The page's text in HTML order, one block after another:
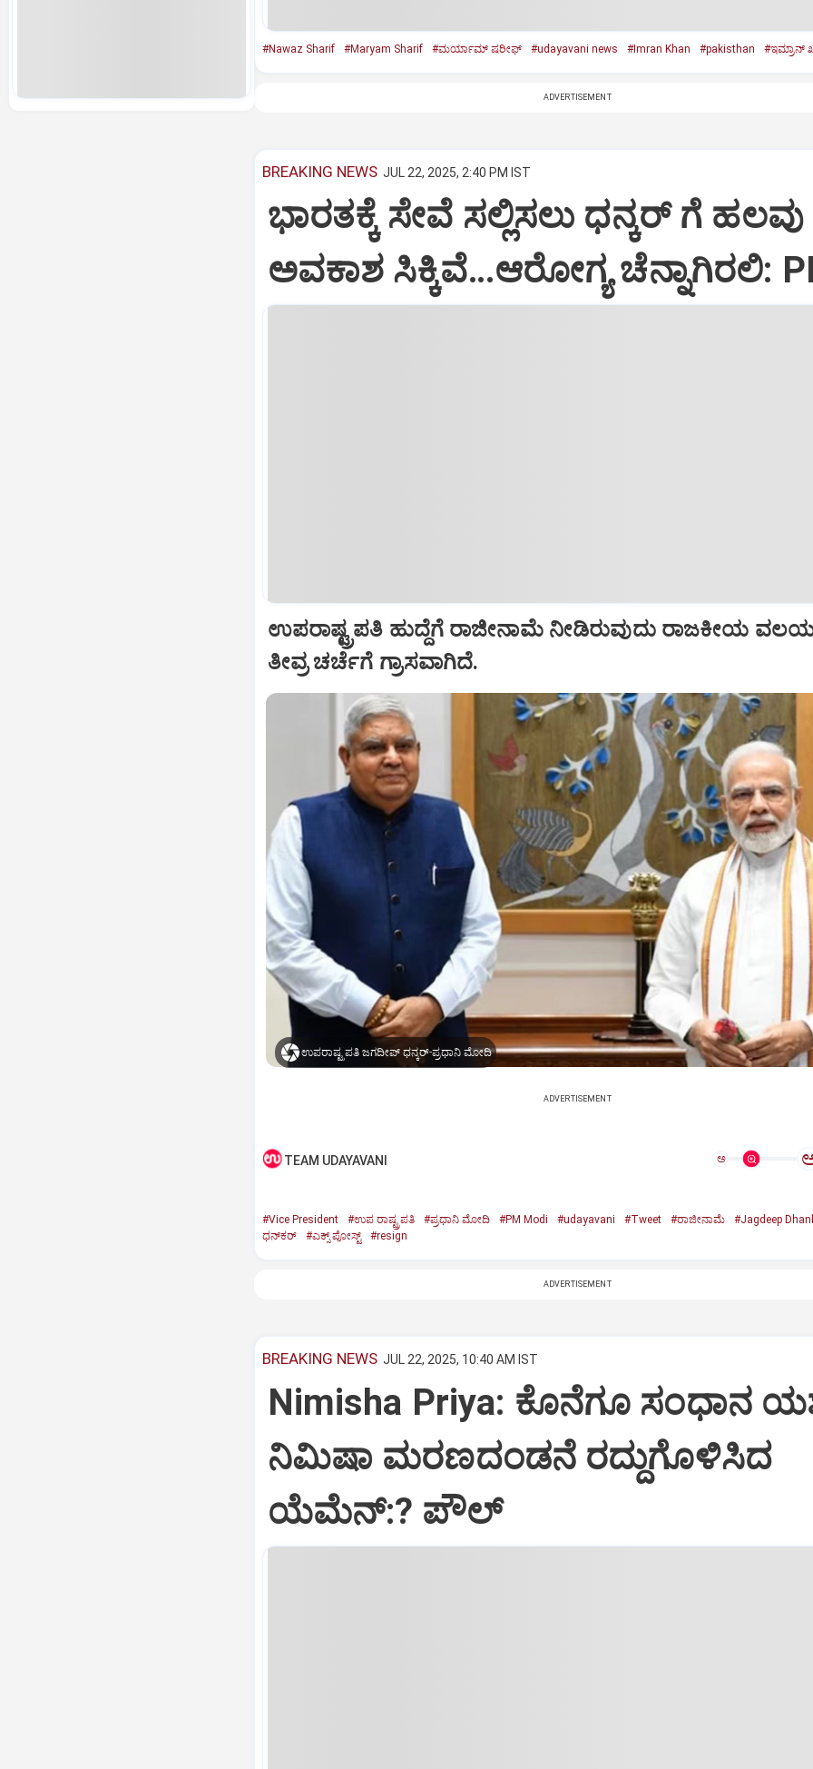
#Nawaz Sharif #Maryam Sharif #ಮರ್ಯಾಮ್ ಷರೀಫ್ #udayavani news #Imran Khan #pakisthan #ಇಮ್ರಾನ್‌
ADVERTISEMENT
BREAKING NEWS JUL 22, 2025, 2:40 PM IST
ಭಾರತಕ್ಕೆ ಸೇವೆ ಸಲ್ಲಿಸಲು ಧನ್ಕರ್‌ ಗೆ ಹಲವು
ಅವಕಾಶ ಸಿಕ್ಕಿವೆ…ಆರೋಗ್ಯ ಚೆನ್ನಾಗಿರಲಿ:
ಉಪರಾಷ್ಟ್ರಪತಿ ಹುದ್ದೆಗೆ ರಾಜೀನಾಮೆ ನೀಡಿರುವುದು ರಾಜಕೀಯ
ತೀವ್ರ ಚರ್ಚೆಗೆ ಗ್ರಾಸವಾಗಿದೆ.
ಉಪರಾಷ್ಟ್ರಪತಿ ಜಗದೀಪ್‌ ಧನ್ಕರ್-ಪ್ರಧಾನಿ ಮೋದಿ
ADVERTISEMENT
TEAM UDAYAVANI ಅ
#Vice President #ಉಪ ರಾಷ್ಟ್ರಪತಿ #ಪ್ರಧಾನಿ ಮೋದಿ #PM Modi #udayavani #Tweet #ರಾಜೀನಾಮೆ
#Jagdeep
ಧನ್‌ಕರ್‌
#ಎಕ್ಸ್‌ ಪೋಸ್ಟ್ #resign
ADVERTISEMENT
BREAKING NEWS JUL 22, 2025, 10:40 AM IST
Nimisha Priya: ಕೊನೆಗೂ ಸಂಧಾನ
ನಿಮಿಷಾ ಮರಣದಂಡನೆ ರದ್ದುಗೊಳಿಸಿದ
ಯೆಮೆನ್:? ಪೌಲ್